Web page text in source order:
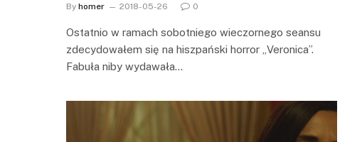
By homer 2018-05-26 0
Ostatnio w ramach sobotniego wieczornego seansu
zdecydowałem się na hiszpański horror „Veronica”.
Fabuła niby wydawała…